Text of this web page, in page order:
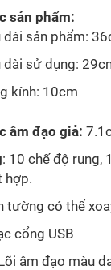
sản phẩm:
dài sản phẩm:
dài sử dụng:
kính: 10cm
âm đạo giả:
: 10 chế độ rung,
hợp.
tường có thể
cổng USB
âm đạo màu